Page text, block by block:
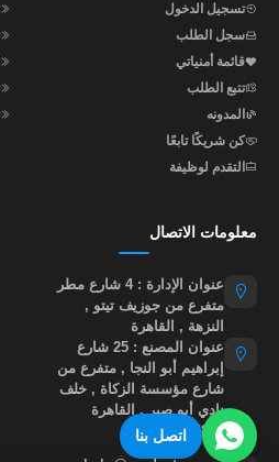
اتصل بنا
تسجيل الدخول
سجل الطلب
قائمة أمنياتي
تتبع الطلب
المدونه
كن شريكًا تابعًا
التقدم لوظيفة
معلومات الاتصال
عنوان الإدارة : 4 شارع مطر
متفرع من جوزيف تيتو ,
النزهة , القاهرة
عنوان المصنع : 25 شارع
إبراهيم أبو النجا , متفرع من
شارع مؤسسة الزكاة , خلف
نادي أبو صير , القاهرة
01015535855